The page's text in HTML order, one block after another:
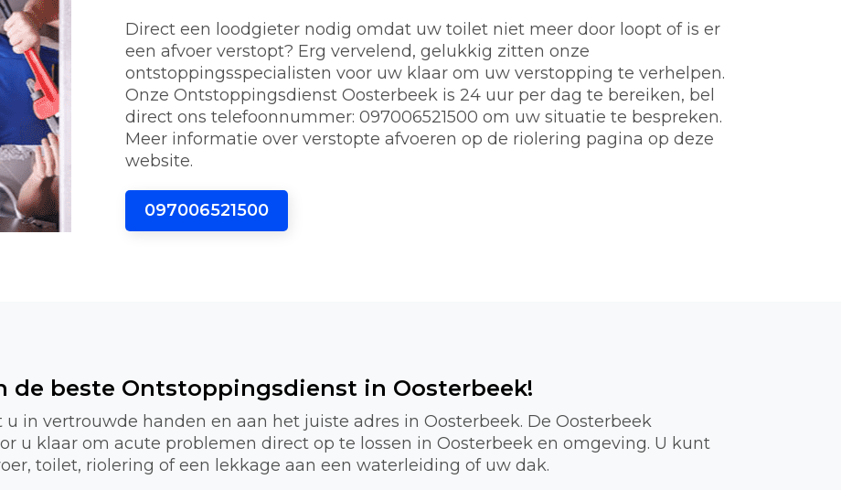
Direct een loodgieter nodig omdat uw toilet niet meer door loopt of is er
een afvoer verstopt? Erg vervelend, gelukkig zitten onze
ontstoppingsspecialisten voor uw klaar om uw verstopping te verhelpen.
Onze Ontstoppingsdienst Oosterbeek is 24 uur per dag te bereiken, bel
direct ons telefoonnummer: 097006521500 om uw situatie te bespreken.
Meer informatie over verstopte afvoeren op de riolering pagina op deze
website.
097006521500
de beste Ontstoppingsdienst in Oosterbeek!
in vertrouwde handen en aan het juiste adres in Oosterbeek. De Oosterbeek
u klaar om acute problemen direct op te lossen in Oosterbeek en omgeving. U kunt
toilet, riolering of een lekkage aan een waterleiding of uw dak.